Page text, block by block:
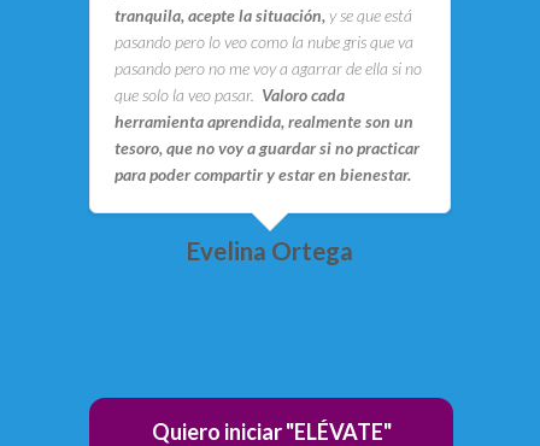
tranquila, acepte la situación, y se que está
pasando pero lo veo como la nube gris que va
pasando pero no me voy a agarrar de ella si no
que solo la veo pasar. Valoro cada
herramienta aprendida, realmente son un
tesoro, que no voy a guardar si no practicar
para poder compartir y estar en bienestar.
Evelina Ortega
Quiero iniciar "ELÉVATE"